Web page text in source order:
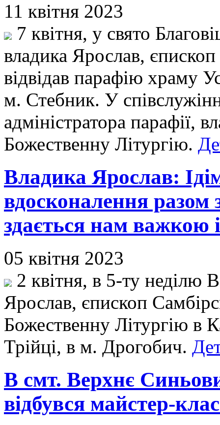
11 квітня 2023
7 квітня, у свято
владика Ярослав,
відвідав парафію храму
м. Стебник. У
адміністратора парафії,
Божественну Літургію.
Владика Ярослав:
вдосконалення разом
здається нам важкою
05 квітня 2023
2 квітня, в 5-ту неділю
Ярослав, єпископ
Божественну Літургію в
Трійці, в м. Дрогобич.
В смт. Верхнє
відбувся майстер-